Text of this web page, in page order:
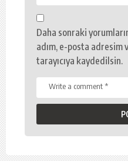
Daha sonraki
adım, e-posta adresim
tarayıcıya kaydedilsin.